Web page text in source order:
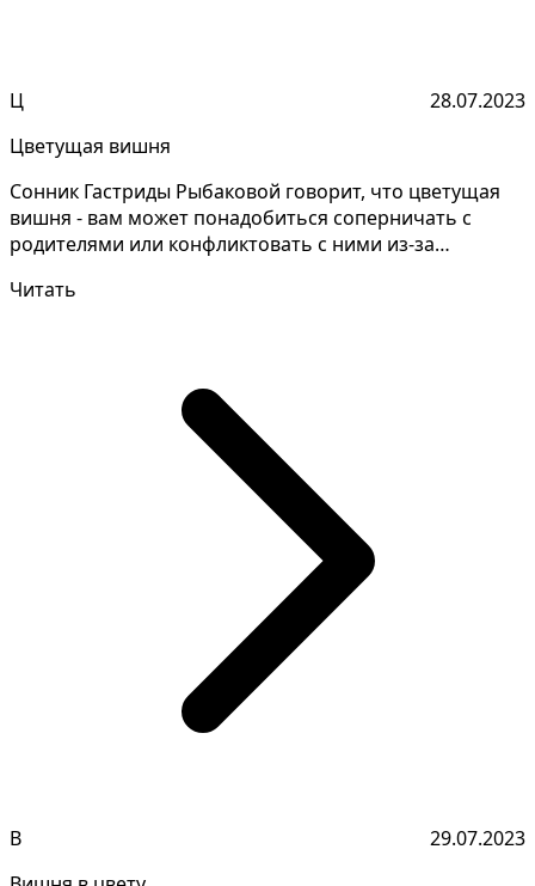
Ц
28.07.2023
Цветущая вишня
Сонник Гастриды Рыбаковой говорит, что цветущая
вишня - вам может понадобиться соперничать с
родителями или конфликтовать с ними из-за
Читать
В
29.07.2023